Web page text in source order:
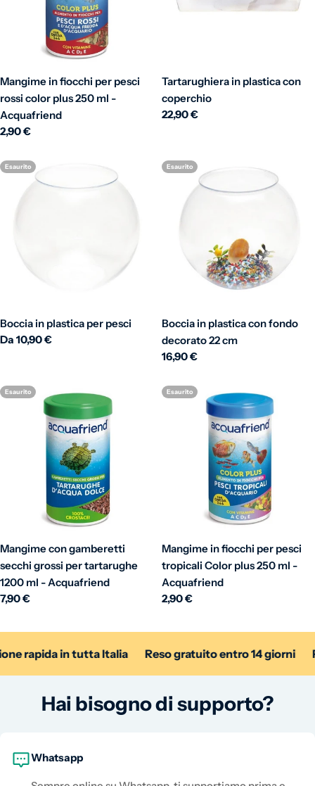
Mangime in fiocchi per pesci
rossi color plus 250 ml -
Acquafriend
Prezzo normale
2,90 €
Tartarughiera in plastica con
coperchio
Prezzo normale
22,90 €
Esaurito
Boccia in plastica per pesci
Prezzo normale
Da 10,90 €
Esaurito
Boccia in plastica con fondo
decorato 22 cm
Prezzo normale
16,90 €
Esaurito
Mangime con gamberetti
secchi grossi per tartarughe
1200 ml - Acquafriend
Prezzo normale
7,90 €
Esaurito
Mangime in fiocchi per pesci
tropicali Color plus 250 ml -
Acquafriend
Prezzo normale
2,90 €
rapida in tutta Italia Reso gratuito entro 14 giorni
Hai bisogno di supporto?
Whatsapp